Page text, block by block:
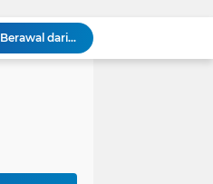
Polisi Ungkap Kasus Pengeroyokan Viral di Tarogong Kaler, Berawal dari Knalpot Brong
PEMDES RAWALELE GELAR MUSDES TENTUKAN RKPDes, PANITIA PILKADES SERTA PERINGATI HUT KE-81 KEMERDEKAAN RI
TMMD Ke-129 Gelar Penyuluhan Wasbang dan Hukum, Tanamkan Kesadaran Berbangsa serta Taat Aturan di Kampung Sesor